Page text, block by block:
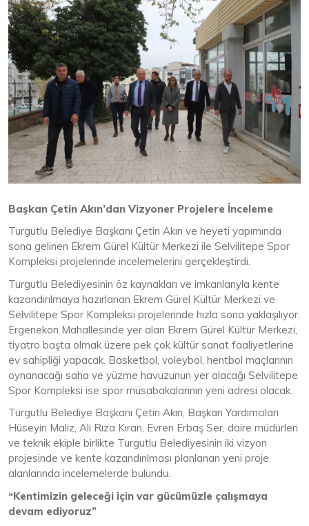
Başkan Çetin Akın’dan Vizyoner Projelere İnceleme
Turgutlu Belediye Başkanı Çetin Akın ve heyeti yapımında
sona gelinen Ekrem Gürel Kültür Merkezi ile Selvilitepe Spor
Kompleksi projelerinde incelemelerini gerçekleştirdi.
Turgutlu Belediyesinin öz kaynakları ve imkanlarıyla kente
kazandırılmaya hazırlanan Ekrem Gürel Kültür Merkezi ve
Selvilitepe Spor Kompleksi projelerinde hızla sona yaklaşılıyor.
Ergenekon Mahallesinde yer alan Ekrem Gürel Kültür Merkezi,
tiyatro başta olmak üzere pek çok kültür sanat faaliyetlerine
ev sahipliği yapacak. Basketbol, voleybol, hentbol maçlarının
oynanacağı saha ve yüzme havuzunun yer alacağı Selvilitepe
Spor Kompleksi ise spor müsabakalarının yeni adresi olacak.
Turgutlu Belediye Başkanı Çetin Akın, Başkan Yardımcıları
Hüseyin Maliz, Ali Rıza Kıran, Evren Erbaş Ser, daire müdürleri
ve teknik ekiple birlikte Turgutlu Belediyesinin iki vizyon
projesinde ve kente kazandırılması planlanan yeni proje
alanlarında incelemelerde bulundu.
“Kentimizin geleceği için var gücümüzle çalışmaya
devam ediyoruz”